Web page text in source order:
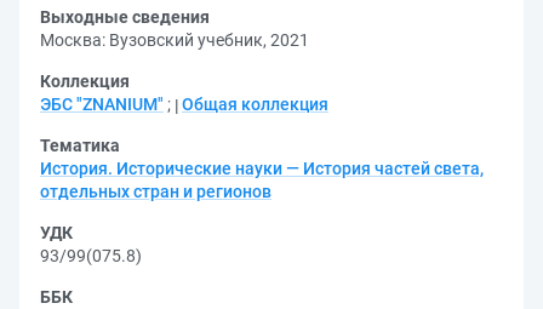
Выходные сведения
Москва: Вузовский учебник, 2021
Коллекция
ЭБС "ZNANIUM" ; Общая коллекция
Тематика
История. Исторические науки — История частей света,
отдельных стран и регионов
УДК
93/99(075.8)
ББК